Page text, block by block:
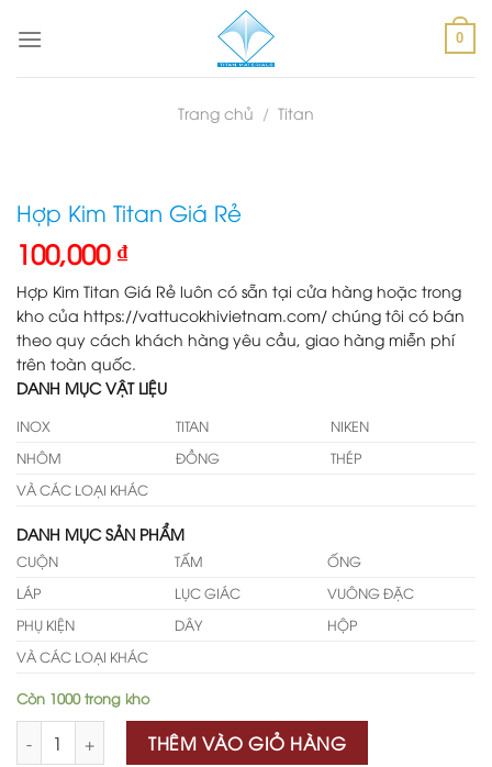
0
Trang chủ / Titan
Hợp Kim Titan Giá Rẻ
100,000 ₫
Hợp Kim Titan Giá Rẻ luôn có sẵn tại cửa hàng hoặc trong
kho của https://vattucokhivietnam.com/ chúng tôi có bán
theo quy cách khách hàng yêu cầu, giao hàng miễn phí
trên toàn quốc.
DANH MỤC VẬT LIỆU
INOX TITAN
NIKEN
NHÔM
ĐỒNG
THÉP
VÀ CÁC LOẠI KHÁC
DANH MỤC SẢN PHẨM
CUỘN TẤM
ỐNG
LÁP
LỤC GIÁC
VUÔNG ĐẶC
PHỤ KIỆN
DÂY
HỘP
VÀ CÁC LOẠI KHÁC
Còn 1000 trong kho
THÊM VÀO GIỎ HÀNG